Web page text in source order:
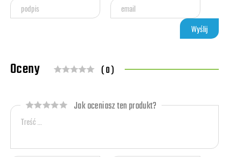
Oceny ( 0 )
Jak oceniasz ten produkt?